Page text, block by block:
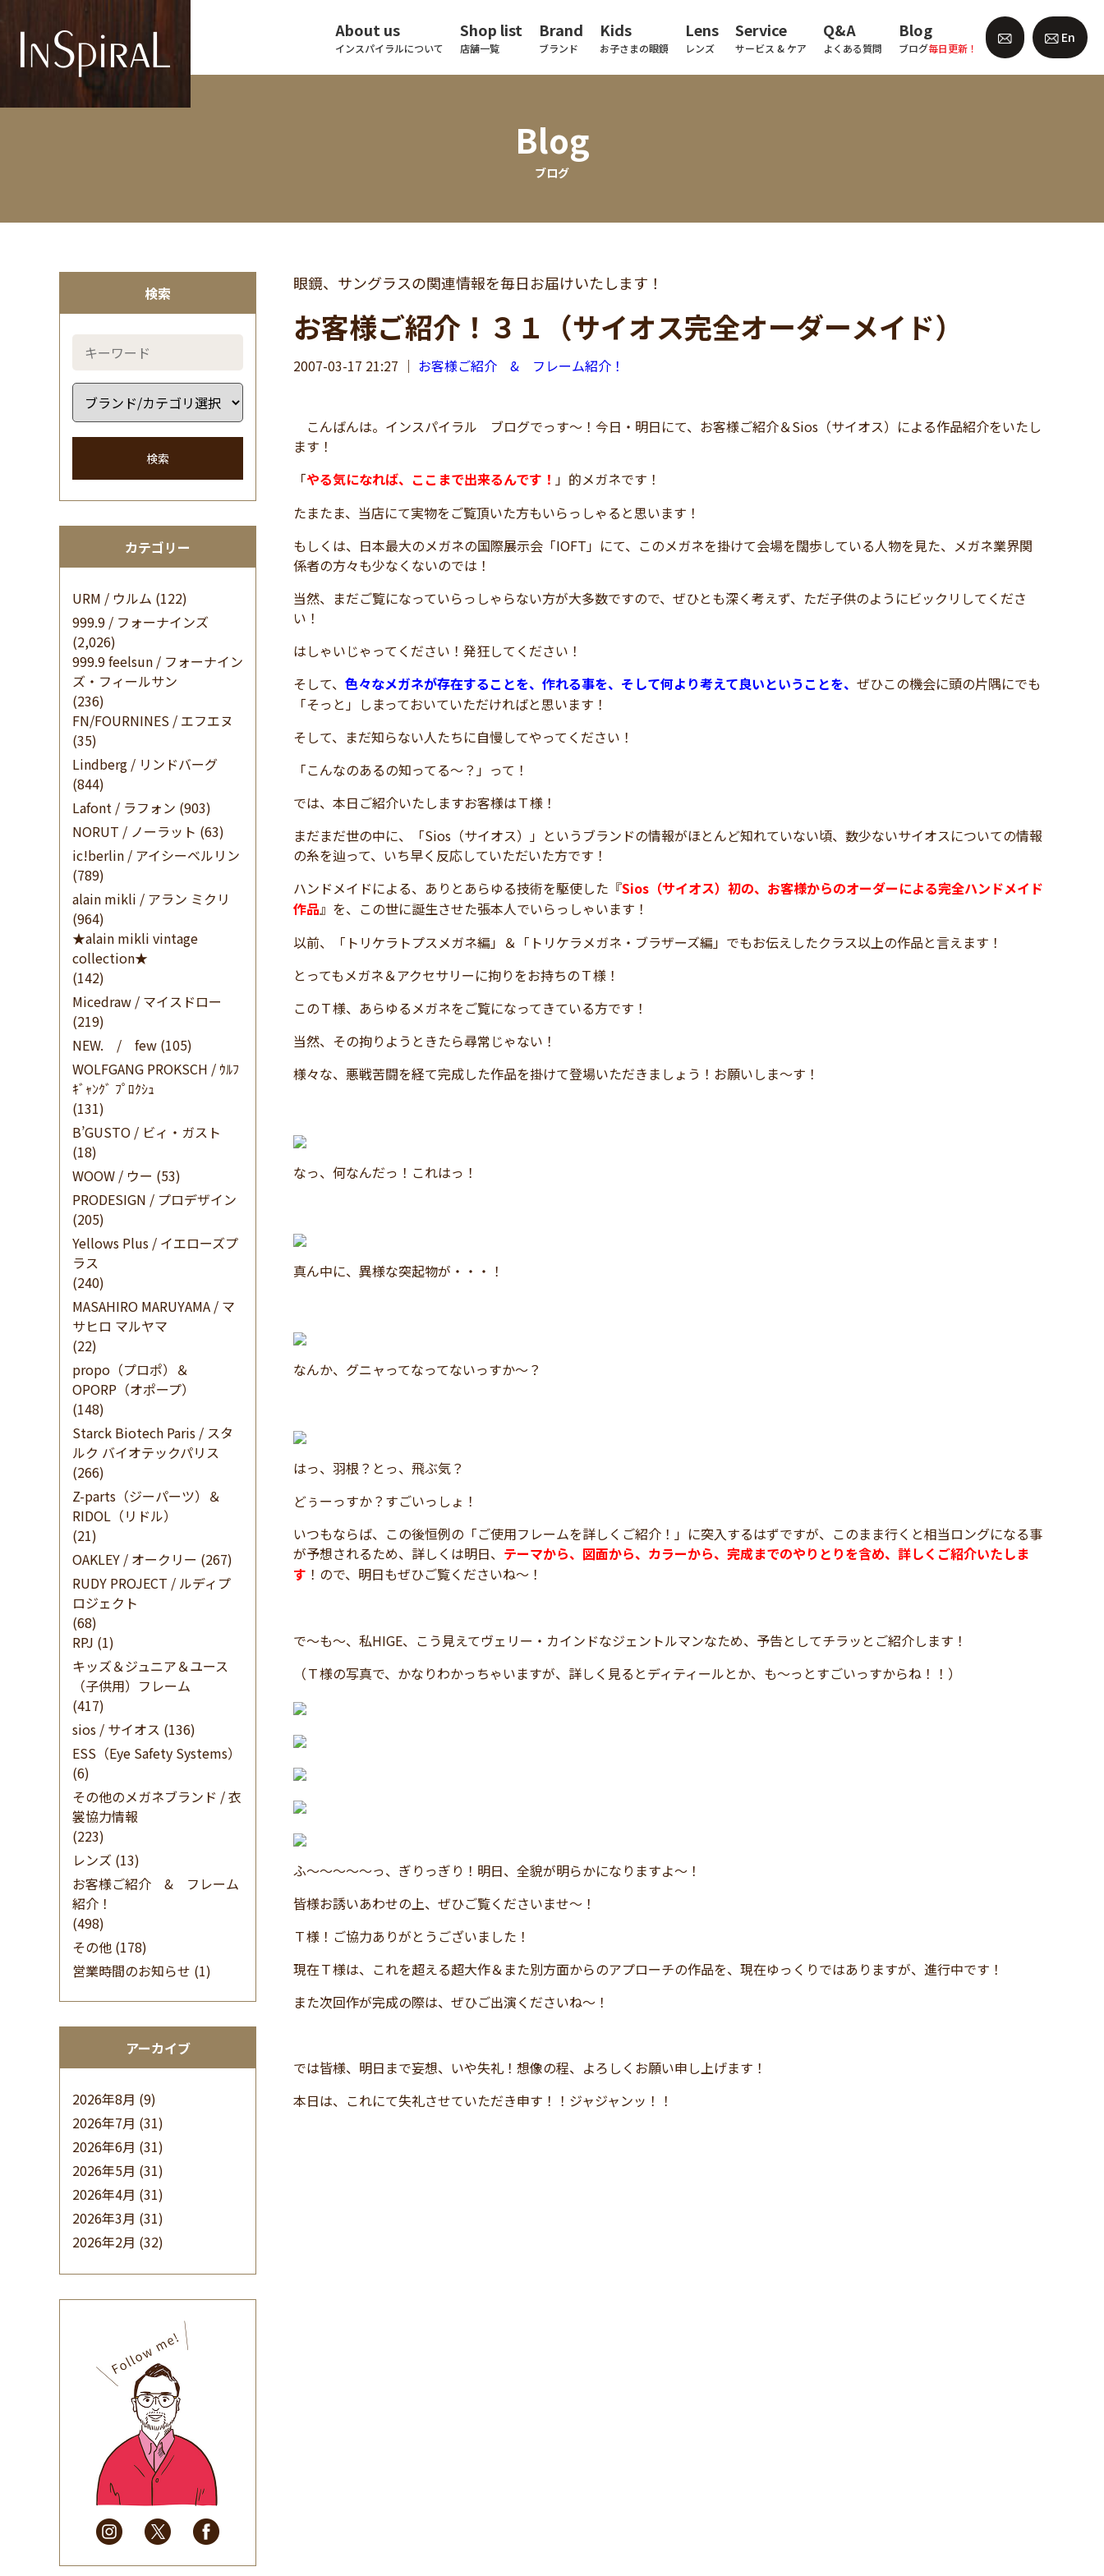
About us
インスパイラルについて
Shop list
店舗一覧
Brand
ブランド
Kids
お子さまの眼鏡
Lens
レンズ
Service
サービス & ケア
Q&A
よくある質問
Blog
ブログ毎日更新！
En
Blog
ブログ
検索
検索
カテゴリー
URM / ウルム (122)
999.9 / フォーナインズ
(2,026)
999.9 feelsun / フォーナイン
ズ・フィールサン
(236)
FN/FOURNINES / エフエヌ
(35)
Lindberg / リンドバーグ
(844)
Lafont / ラフォン (903)
NORUT / ノーラット (63)
ic!berlin / アイシーベルリン
(789)
alain mikli / アラン ミクリ
(964)
★alain mikli vintage
collection★
(142)
Micedraw / マイスドロー
(219)
NEW. / few (105)
WOLFGANG PROKSCH / ｳﾙﾌ
ｷﾞｬﾝｸﾞ ﾌﾟﾛｸｼｭ
(131)
B’GUSTO / ビィ・ガスト
(18)
WOOW / ウー (53)
PRODESIGN / プロデザイン
(205)
Yellows Plus / イエローズプ
ラス
(240)
MASAHIRO MARUYAMA / マ
サヒロ マルヤマ
(22)
propo（プロポ）＆
OPORP（オポープ）
(148)
Starck Biotech Paris / スタ
ルク バイオテックパリス
(266)
Z-parts（ジーパーツ）＆
RIDOL（リドル）
(21)
OAKLEY / オークリー (267)
RUDY PROJECT / ルディプ
ロジェクト
(68)
RPJ (1)
キッズ＆ジュニア＆ユース
（子供用）フレーム
(417)
sios / サイオス (136)
ESS（Eye Safety Systems）
(6)
その他のメガネブランド / 衣
裳協力情報
(223)
レンズ (13)
お客様ご紹介 & フレーム
紹介！
(498)
その他 (178)
営業時間のお知らせ (1)
アーカイブ
2026年8月 (9)
2026年7月 (31)
2026年6月 (31)
2026年5月 (31)
2026年4月 (31)
2026年3月 (31)
2026年2月 (32)
(32)
2025年9月(30)
2025年8月(31)
2025年7月(37)
2025年6月(48)
2025年5月
(41)
2025年4月
(32)
2025年3月(31)
2025年2月
(28)
2025年1月
(34)
眼鏡、サングラスの関連情報を毎日お届けいたします！
お客様ご紹介！３１（サイオス完全オーダーメイド）
2007-03-17 21:27 ｜ お客様ご紹介 & フレーム紹介！
こんばんは。インスパイラル ブログでっす～！今日・明日にて、お客様ご紹介＆Sios（サイオス）による作品紹介をいたし
ます！
「やる気になれば、ここまで出来るんです！ 」的メガネです！
たまたま、当店にて実物をご覧頂いた方もいらっしゃると思います！
もしくは、日本最大のメガネの国際展示会「IOFT」にて、このメガネを掛けて会場を闊歩している人物を見た、メガネ業界関
係者の方々も少なくないのでは！
当然、まだご覧になっていらっしゃらない方が大多数ですので、ぜひとも深く考えず、ただ子供のようにビックリしてくださ
い！
はしゃいじゃってください！発狂してください！
そして、 色々なメガネが存在することを、作れる事を、そして何より考えて良いということを、 ぜひこの機会に頭の片隅にでも
「そっと」しまっておいていただければと思います！
そして、まだ知らない人たちに自慢してやってください！
「こんなのあるの知ってる～？」って！
では、本日ご紹介いたしますお客様はＴ様！
まだまだ世の中に、「Sios（サイオス）」というブランドの情報がほとんど知れていない頃、数少ないサイオスについての情報
の糸を辿って、いち早く反応していただいた方です！
ハンドメイドによる、ありとあらゆる技術を駆使した『Sios（サイオス）初の、お客様からのオーダーによる完全ハンドメイド
作品』を、この世に誕生させた張本人でいらっしゃいます！
以前、「トリケラトプスメガネ編」＆「トリケラメガネ・ブラザーズ編」でもお伝えしたクラス以上の作品と言えます！
とってもメガネ＆アクセサリーに拘りをお持ちのＴ様！
このＴ様、あらゆるメガネをご覧になってきている方です！
当然、その拘りようときたら尋常じゃない！
様々な、悪戦苦闘を経て完成した作品を掛けて登場いただきましょう！お願いしま～す！
なっ、何なんだっ！これはっ！
真ん中に、異様な突起物が・・・！
なんか、グニャってなってないっすか～？
はっ、羽根？とっ、飛ぶ気？
どぅーっすか？すごいっしょ！
いつもならば、この後恒例の「ご使用フレームを詳しくご紹介！」に突入するはずですが、このまま行くと相当ロングになる事
が予想されるため、詳しくは明日、 テーマから、図面から、カラーから、完成までのやりとりを含め、詳しくご紹介いたしま
す ！ので、明日もぜひご覧くださいね～！
で～も～、私HIGE、こう見えてヴェリー・カインドなジェントルマンなため、予告としてチラッとご紹介します！
（Ｔ様の写真で、かなりわかっちゃいますが、詳しく見るとディティールとか、も～っとすごいっすからね！！）
ふ～～～～～っ、ぎりっぎり！明日、全貌が明らかになりますよ～！
皆様お誘いあわせの上、ぜひご覧くださいませ～！
Ｔ様！ご協力ありがとうございました！
現在Ｔ様は、これを超える超大作＆また別方面からのアプローチの作品を、現在ゆっくりではありますが、進行中です！
また次回作が完成の際は、ぜひご出演くださいね～！
では皆様、明日まで妄想、いや失礼！想像の程、よろしくお願い申し上げます！
本日は、これにて失礼させていただき申す！！ジャジャンッ！！